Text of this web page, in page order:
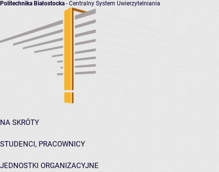
Politechnika Białostocka - Centralny System Uwierzytelniania
NA SKRÓTY
STUDENCI, PRACOWNICY
JEDNOSTKI ORGANIZACYJNE